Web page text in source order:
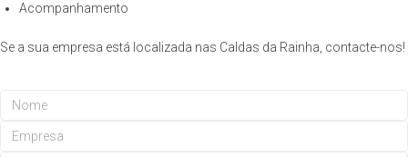
Acompanhamento
Se a sua empresa está localizada nas Caldas da Rainha, contacte-nos!